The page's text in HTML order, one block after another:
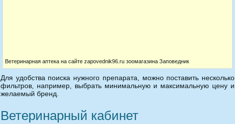
Ветеринарная аптека на сайте zapovednik96.ru зоомагазина Заповедник
Для удобства поиска нужного препарата, можно поставить несколько
фильтров, например, выбрать минимальную и максимальную цену и
желаемый бренд.
Ветеринарный кабинет